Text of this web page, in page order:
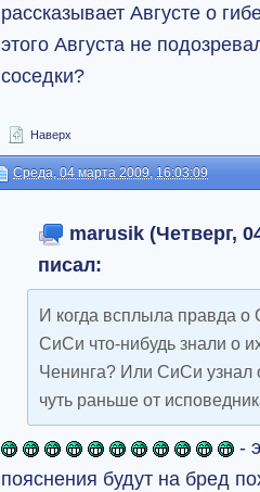
рассказывает Августе о
этого Августа не
соседки?
Наверх
Среда, 04 марта 2009, 16:03:09
marusik (Четверг,
писал:
И когда всплыла правда
СиСи что-нибудь знали о
Ченинга? Или СиСи узнал
чуть раньше от
-
пояснения будут на бред